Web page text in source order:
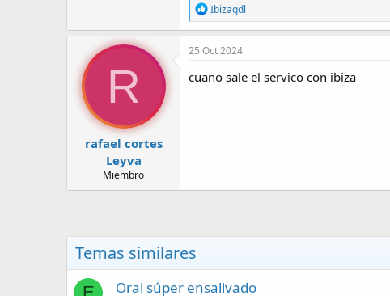
R
e
a
c
i
o
Ibizagdl
R
rafael cortes
Leyva
Miembro
25 Oct 2024
cuano sale el servico con ibiza
Temas similares
Oral súper ensalivado